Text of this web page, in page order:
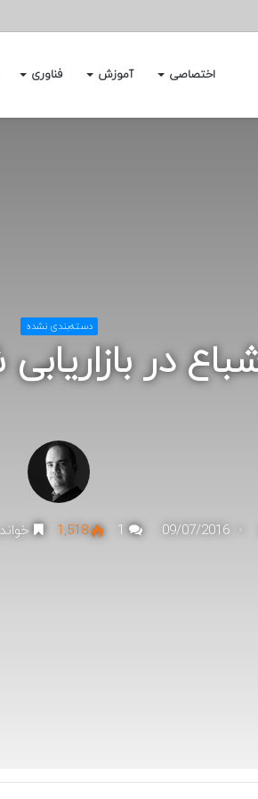
اختصاصی آموزش فناوری
دسته‌بندی نشده
در
09/07/2016
1
1,518 خواندن